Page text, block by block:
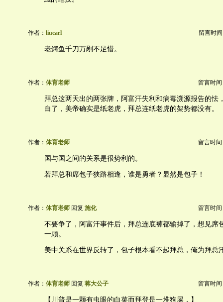
作者： liucarl 留言时间
老鳄鱼千刀万剐不足惜。
作者： 体育老师 留言时间
拜总这两天出的两张牌，阿富汗失利和病毒溯源报告的怯
白了，美帝确实是纸老虎，拜总连纸老虎的架势都没有。
作者： 体育老师 留言时间
国与国之间的关系是很势利的。
若拜总和席包子狭路相逢，谁是勇者？显然是包子！
作者： 体育老师 回复 施化 留言时间
不要争了，阿富汗事件后，拜总连底褲都输掉了，想见席
一顾。
美中关系在世界反转了，包子根本看不起拜总，俺为拜总
作者： 体育老师 回复 蒋大公子 留言时间
【川普是一颗有虫眼的白菜而拜登是一堆狗屎，】